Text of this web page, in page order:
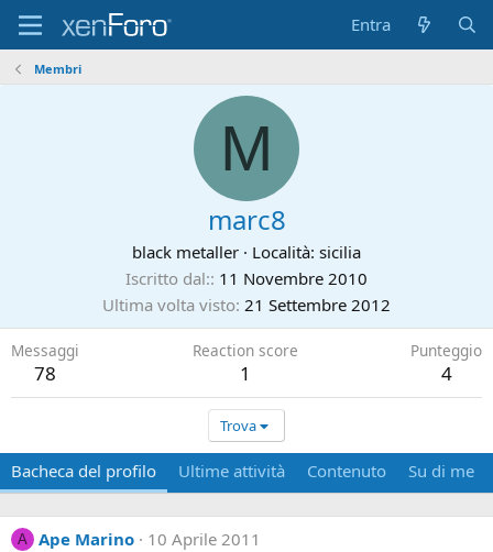
Entra
Membri
M
marc8
black metaller · Località: sicilia
Iscritto dal: 11 Novembre 2010
Ultima volta visto 21 Settembre 2012
Messaggi
78
Reaction score
1
Punteggio
4
Trova
Bacheca del profilo Ultime attività Contenuto Su di me
A Ape Marino
10 Aprile 2011